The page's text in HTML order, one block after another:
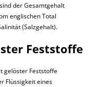
der Gesamtgehalt
englischen Total
(Salzgehalt).
Feststoffe
gelöster Feststoffe
Flüssigkeit eines